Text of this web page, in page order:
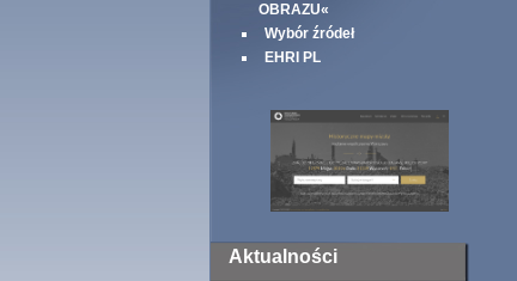
OBRAZU«
Wybór źródeł
EHRI PL
Aktualności